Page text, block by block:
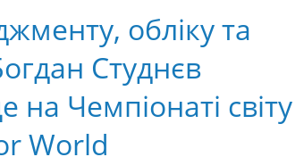
обліку та
Студнєв
на Чемпіонаті світу
World